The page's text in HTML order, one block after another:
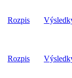
Rozpis
Rozpis